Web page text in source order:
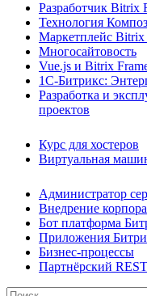
Разработчик Bitrix
Технология
Маркетплейс Bitrix
Многосайтовость
Vue.js и Bitrix
1С-Битрикс:
Разработка и
проектов
Курс для хостеров
Виртуальная
Администратор
Внедрение
Бот платформа
Приложения
Бизнес-процессы
Партнёрский REST